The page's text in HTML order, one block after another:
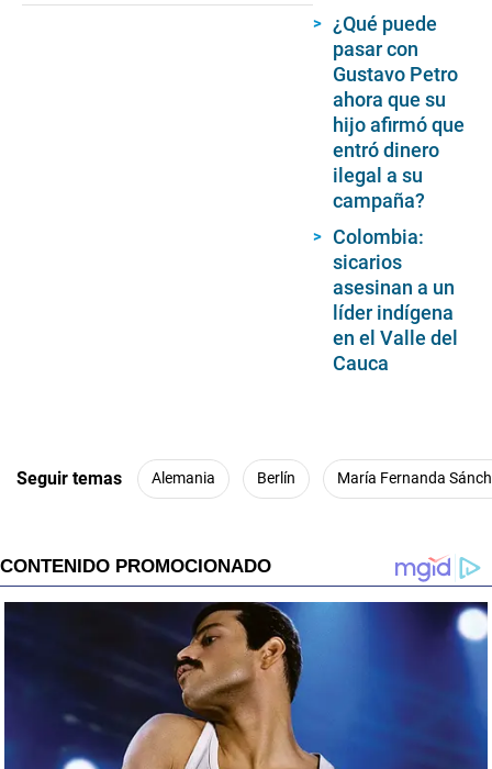
¿Qué puede
pasar con
Gustavo Petro
ahora que su
hijo afirmó que
entró dinero
ilegal a su
campaña?
Colombia:
sicarios
asesinan a un
líder indígena
en el Valle del
Cauca
Seguir temas Alemania Berlín María Fernanda